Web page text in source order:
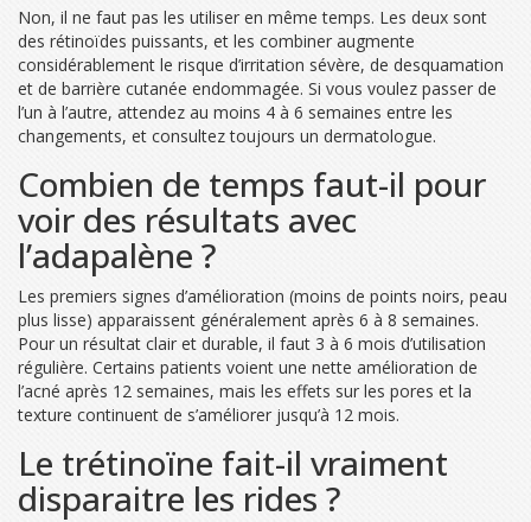
Non, il ne faut pas les utiliser en même temps. Les deux sont
des rétinoïdes puissants, et les combiner augmente
considérablement le risque d’irritation sévère, de desquamation
et de barrière cutanée endommagée. Si vous voulez passer de
l’un à l’autre, attendez au moins 4 à 6 semaines entre les
changements, et consultez toujours un dermatologue.
Combien de temps faut-il pour
voir des résultats avec
l’adapalène ?
Les premiers signes d’amélioration (moins de points noirs, peau
plus lisse) apparaissent généralement après 6 à 8 semaines.
Pour un résultat clair et durable, il faut 3 à 6 mois d’utilisation
régulière. Certains patients voient une nette amélioration de
l’acné après 12 semaines, mais les effets sur les pores et la
texture continuent de s’améliorer jusqu’à 12 mois.
Le trétinoïne fait-il vraiment
disparaitre les rides ?